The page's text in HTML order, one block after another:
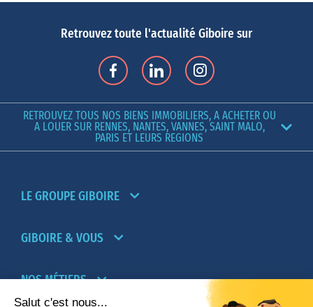
Retrouvez toute l'actualité Giboire sur
RETROUVEZ TOUS NOS BIENS IMMOBILIERS, A ACHETER OU
A LOUER SUR RENNES, NANTES, VANNES, SAINT MALO,
PARIS ET LEURS REGIONS
LE GROUPE GIBOIRE
GIBOIRE & VOUS
NOS MÉTIERS